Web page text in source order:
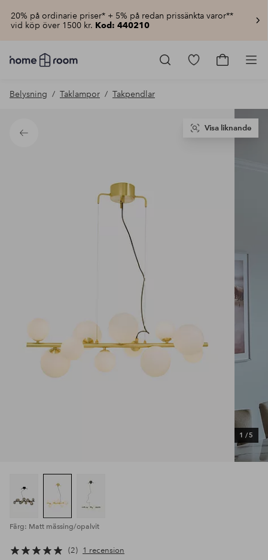
20% på ordinarie priser* + 5% på redan prissänkta varor**
vid köp över 1500 kr. Kod: 440210
Homeroom
–
hemmet
pris
Gå
Gå
Belysning Taklampor Takpendlar
Tillbaka
1 /5
Visa liknande
Färg: Matt mässing/opalvit
2 1 recension